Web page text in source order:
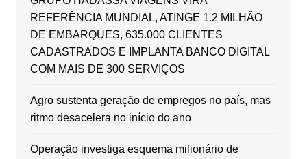
REFERÊNCIA MUNDIAL, ATINGE 1.2 MILHÃO
DE EMBARQUES, 635.000 CLIENTES
CADASTRADOS E IMPLANTA BANCO DIGITAL
COM MAIS DE 300 SERVIÇOS
Agro sustenta geração de empregos no país, mas
ritmo desacelera no início do ano
Operação investiga esquema milionário de